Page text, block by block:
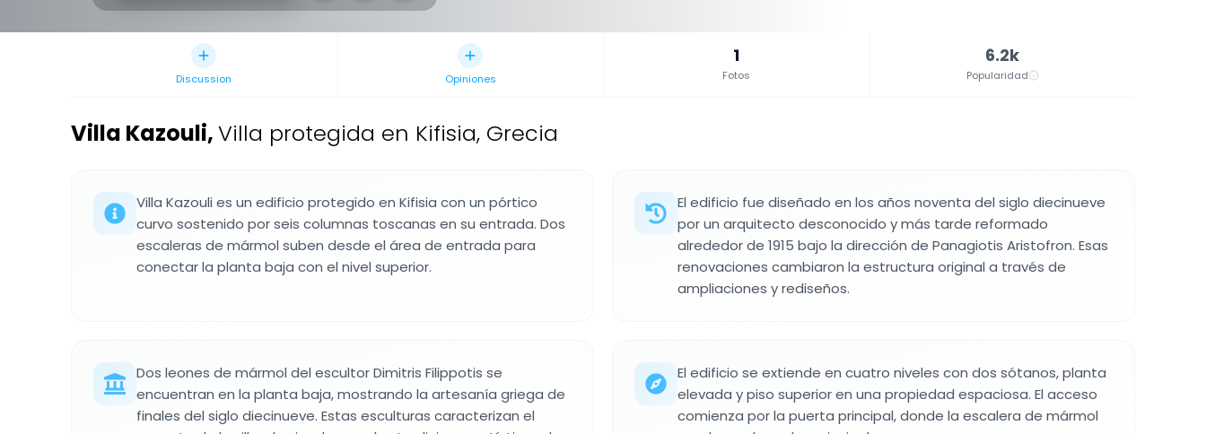
Discussion Opiniones
1
Fotos
6.2k
Popularidad
Villa Kazouli,Villa protegida en Kifisia, Grecia
Villa Kazouli es un edificio protegido en Kifisia con un pórtico
curvo sostenido por seis columnas toscanas en su entrada. Dos
escaleras de mármol suben desde el área de entrada para
conectar la planta baja con el nivel superior.
El edificio fue diseñado en los años noventa del siglo diecinueve
por un arquitecto desconocido y más tarde reformado
alrededor de 1915 bajo la dirección de Panagiotis Aristofron. Esas
renovaciones cambiaron la estructura original a través de
ampliaciones y rediseños.
Dos leones de mármol del escultor Dimitris Filippotis se
encuentran en la planta baja, mostrando la artesanía griega de
finales del siglo diecinueve. Estas esculturas caracterizan el
El edificio se extiende en cuatro niveles con dos sótanos, planta
elevada y piso superior en una propiedad espaciosa. El acceso
comienza por la puerta principal, donde la escalera de mármol